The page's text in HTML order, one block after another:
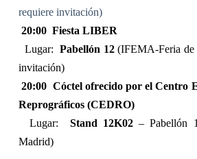
requiere invitación)
20:00 Fiesta LIBER
Lugar: Pabellón 12(IFEMA-Feria de
invitación)
20:00 Cóctel ofrecido por el Centro
Reprográficos (CEDRO)
Lugar:
Stand 12K02 – Pabellón
Madrid)